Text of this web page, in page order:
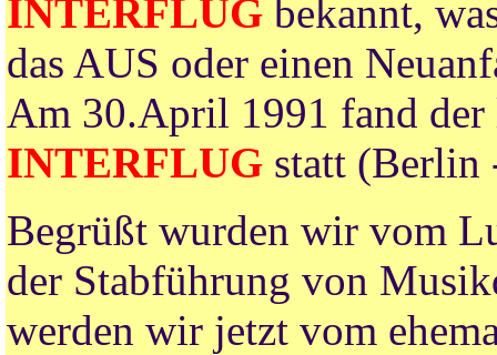
INTERFLUG bekannt,
das AUS oder einen
Am 30.April 1991 fand
INTERFLUG statt (Berlin
Begrüßt wurden wir vom
der Stabführung von
werden wir jetzt vom